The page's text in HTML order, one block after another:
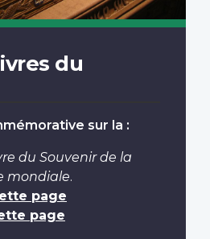
du
sur la :
du Souvenir de la
mondiale.
page
page